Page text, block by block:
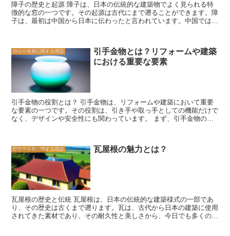
障子の歴史と起源 障子は、日本の伝統的な建築物でよく見られる特
徴的な窓の一つです。その起源は古代にまで遡ることができます。障
子は、最初は中国から日本に伝わったと言われています。中国では、
障子は、竹や木の枠に和紙を張り、縦横に交差する木の格子で補強さ
れていました。これにより、光を通しながらもプライバシーを保つこ
とができました。 障子は、平安時代になると一般的な建築物にも使
用されるようになりました。特に、寺院や貴族の邸宅では、障子が重
要な役割を果たしました。障子は、風通しを良くし、室内の空気を循
環させる効果がありました。また、和紙の透明感が、室内に柔らかな
光をもたらし、落ち着いた雰囲気を作り出しました。 江戸時代にな
ると、障子は一般の家庭でも使用されるようになりました。この時期
には、障子のデザインも多様化し、様々な模様や色が取り入れられる
ようになりました。また、障子紙の製造技術も進歩し、耐久性や耐水
自然光を取り入れながらも、外部からの視線を遮ることができます。
また、和紙の風合いや柔らかな光が、心地よい空間を作り出します。
障子は、日本の伝統的な建築物に欠かせない要素です。その歴史と起
源を知ることで、障子の魅力をより深く理解することができます。障
子は、日本の文化や美意識を象徴する存在であり、今後も多くの人々
に愛され続けることでしょう。
部位や名称に関する用語
引手金物とは？リフォームや建築
における重要な要素
引手金物の役割とは？ 引手金物は、リフォームや建築において重要
な要素の一つです。その役割は、引き手や取っ手としての機能だけで
なく、デザインや安全性にも関わっています。 まず、引手金物の主
材質によって、開閉時の手のかかり具合や操作感も変わってきます。
使いやすい引手金物を選ぶことで、日常の生活がより快適になるでし
ょう。 さらに、引手金物はデザイン面でも重要な役割を果たしてい
ます。引手金物のデザインは、家具や建物の印象を左右する要素の一
つです。シンプルでモダンなデザインの引手金物は、スタイリッシュ
な雰囲気を演出し、インテリアの一部としても美しく映えます。一方
で、アンティーク調の引手金物は、クラシックな雰囲気を醸し出し、
レトロな空間を演出することができます。引手金物のデザインは、建
物や家具のコンセプトに合わせて選ぶことが重要です。 さらに、引
部位や名称に関する用語 瓦屋根の魅力とは？
瓦屋根の歴史と伝統 瓦屋根は、日本の伝統的な建築様式の一部であ
り、その歴史は古くまで遡ります。瓦は、古代から日本の建築に使用
されてきた素材であり、その耐久性と美しさから、今日でも多くの